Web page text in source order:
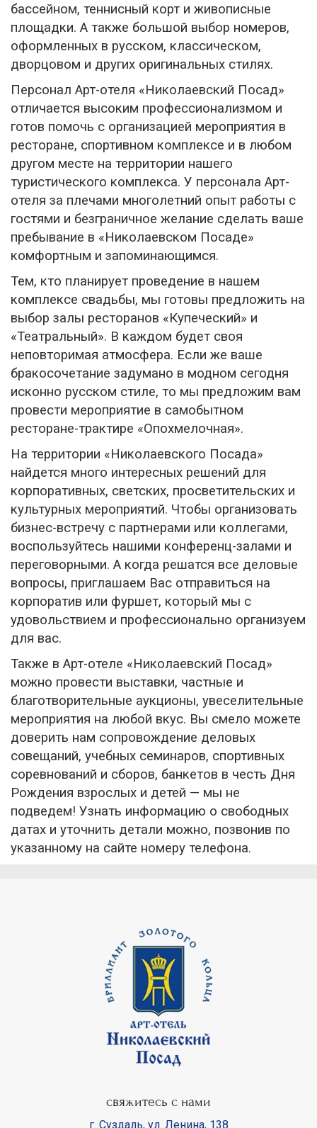
бассейном, теннисный корт и живописные
площадки. А также большой выбор номеров,
оформленных в русском, классическом,
дворцовом и других оригинальных стилях.
Персонал Арт-отеля «Николаевский Посад»
отличается высоким профессионализмом и
готов помочь с организацией мероприятия в
ресторане, спортивном комплексе и в любом
другом месте на территории нашего
туристического комплекса. У персонала Арт-
отеля за плечами многолетний опыт работы с
гостями и безграничное желание сделать ваше
пребывание в «Николаевском Посаде»
комфортным и запоминающимся.
Тем, кто планирует проведение в нашем
комплексе свадьбы, мы готовы предложить на
выбор залы ресторанов «Купеческий» и
«Театральный». В каждом будет своя
неповторимая атмосфера. Если же ваше
бракосочетание задумано в модном сегодня
исконно русском стиле, то мы предложим вам
провести мероприятие в самобытном
ресторане-трактире «Опохмелочная».
На территории «Николаевского Посада»
найдется много интересных решений для
корпоративных, светских, просветительских и
культурных мероприятий. Чтобы организовать
бизнес-встречу с партнерами или коллегами,
воспользуйтесь нашими конференц-залами и
переговорными. А когда решатся все деловые
вопросы, приглашаем Вас отправиться на
корпоратив или фуршет, который мы с
удовольствием и профессионально организуем
для вас.
Также в Арт-отеле «Николаевский Посад»
можно провести выставки, частные и
благотворительные аукционы, увеселительные
мероприятия на любой вкус. Вы смело можете
доверить нам сопровождение деловых
совещаний, учебных семинаров, спортивных
соревнований и сборов, банкетов в честь Дня
Рождения взрослых и детей — мы не
подведем! Узнать информацию о свободных
датах и уточнить детали можно, позвонив по
указанному на сайте номеру телефона.
свяжитесь с нами
г. Суздаль, ул. Ленина, 138